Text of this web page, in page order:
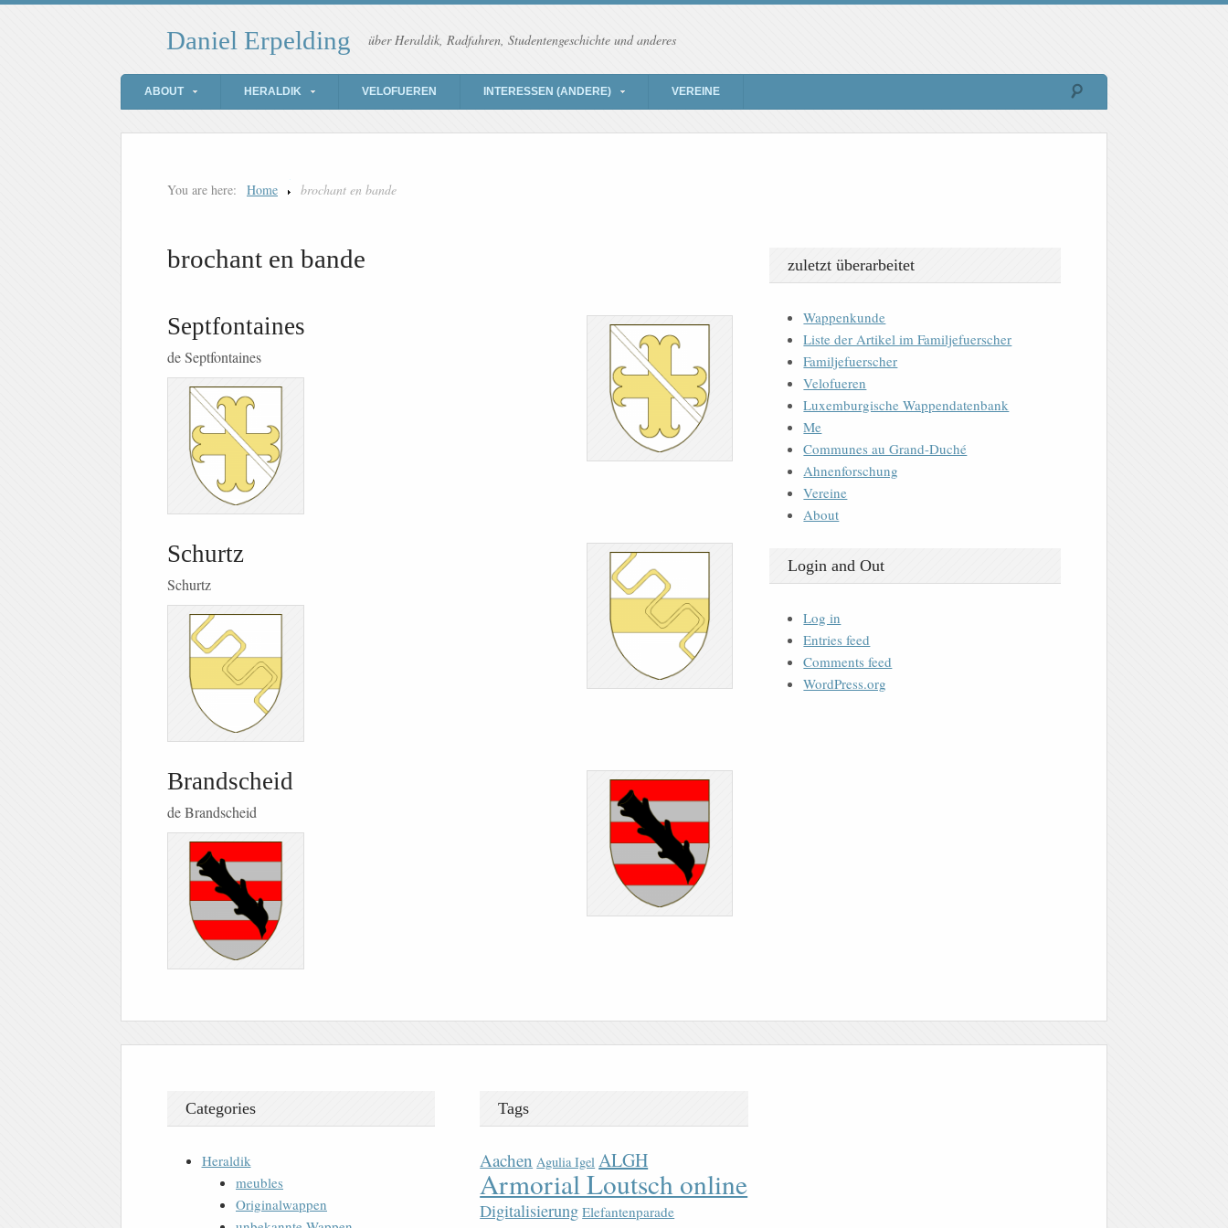
Daniel Erpelding über Heraldik, Radfahren, Studentengeschichte und anderes
ABOUT HERALDIK VELOFUEREN INTERESSEN (ANDERE) VEREINE
You are here: Home brochant en bande
brochant en bande
Septfontaines
de Septfontaines
Schurtz
Schurtz
Brandscheid
de Brandscheid
zuletzt überarbeitet
Wappenkunde
Liste der Artikel im Familjefuerscher
Familjefuerscher
Velofueren
Luxemburgische Wappendatenbank
Me
Communes au Grand-Duché
Ahnenforschung
Vereine
About
Login and Out
Log in
Entries feed
Comments feed
WordPress.org
Categories
Heraldik
meubles
Originalwappen
Tags
Aachen Agulia Igel ALGH
Armorial Loutsch online
Digitalisierung Elefantenparade